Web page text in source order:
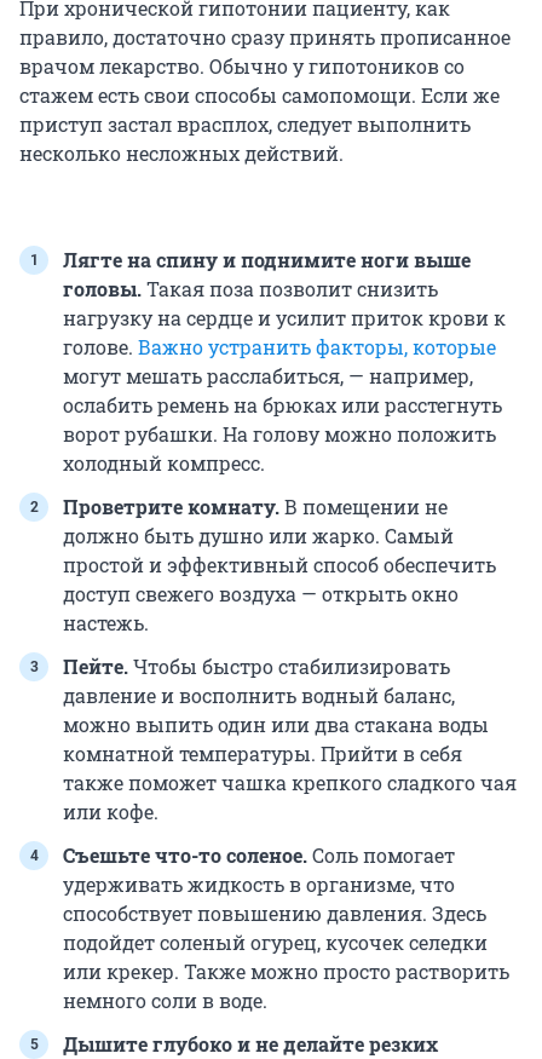
При хронической гипотонии пациенту, как
правило, достаточно сразу принять прописанное
врачом лекарство. Обычно у гипотоников со
стажем есть свои способы самопомощи. Если же
приступ застал врасплох, следует выполнить
несколько несложных действий.
Лягте на спину и поднимите ноги выше
головы.Такая поза позволит снизить
нагрузку на сердце и усилит приток крови к
голове. Важно устранить факторы, которые
могут мешать расслабиться, — например,
ослабить ремень на брюках или расстегнуть
ворот рубашки. На голову можно положить
холодный компресс.
Проветрите комнату.В помещении не
должно быть душно или жарко. Самый
простой и эффективный способ обеспечить
доступ свежего воздуха — открыть окно
настежь.
Пейте.Чтобы быстро стабилизировать
давление и восполнить водный баланс,
можно выпить один или два стакана воды
комнатной температуры. Прийти в себя
также поможет чашка крепкого сладкого чая
или кофе.
Съешьте что-то соленое.Соль помогает
удерживать жидкость в организме, что
способствует повышению давления. Здесь
подойдет соленый огурец, кусочек селедки
или крекер. Также можно просто растворить
немного соли в воде.
Дышите глубоко и не делайте резких